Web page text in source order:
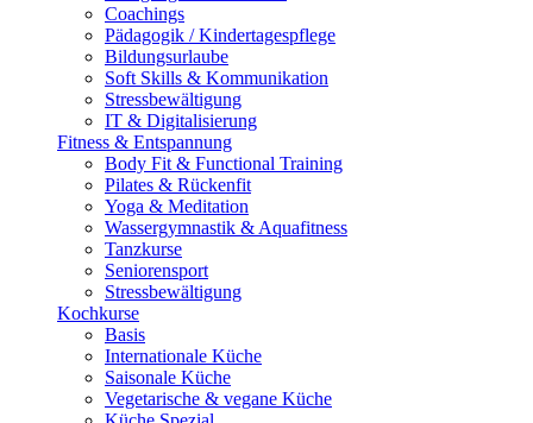
Coachings
Pädagogik / Kindertagespflege
Bildungsurlaube
Soft Skills & Kommunikation
Stressbewältigung
IT & Digitalisierung
Fitness & Entspannung
Body Fit & Functional Training
Pilates & Rückenfit
Yoga & Meditation
Wassergymnastik & Aquafitness
Tanzkurse
Seniorensport
Stressbewältigung
Kochkurse
Basis
Internationale Küche
Saisonale Küche
Vegetarische & vegane Küche